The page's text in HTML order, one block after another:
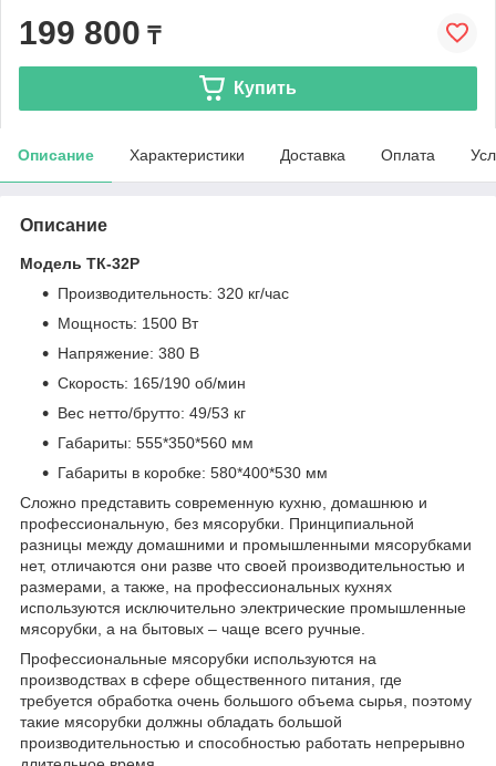
199 800 ₸
Купить
Описание Характеристики Доставка Оплата
Описание
Модель ТК-32P
Производительность: 320 кг/час
Мощность: 1500 Вт
Напряжение: 380 В
Скорость: 165/190 об/мин
Вес нетто/брутто: 49/53 кг
Габариты: 555*350*560 мм
Габариты в коробке: 580*400*530 мм
Сложно представить современную кухню, домашнюю и
профессиональную, без мясорубки. Принципиальной
разницы между домашними и промышленными мясорубками
нет, отличаются они разве что своей производительностью и
размерами, а также, на профессиональных кухнях
используются исключительно электрические промышленные
мясорубки, а на бытовых – чаще всего ручные.
Профессиональные мясорубки используются на
производствах в сфере общественного питания, где
требуется обработка очень большого объема сырья, поэтому
такие мясорубки должны обладать большой
производительностью и способностью работать непрерывно